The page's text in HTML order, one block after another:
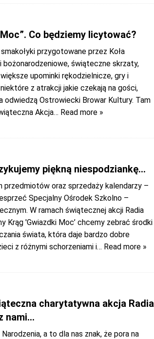
Co będziemy licytować?
przygotowane przez Koła
bożonarodzeniowe, świąteczne skrzaty,
upominki rękodzielnicze, gry i
z atrakcji jakie czekają na gości,
Ostrowiecki Browar Kultury. Tam
Akcja… Read more »
piękną niespodziankę…
przedmiotów oraz sprzedaży kalendarzy –
Specjalny Ośrodek Szkolno –
W ramach świątecznej akcji Radia
Krąg 'Gwiazdki Moc’ chcemy zebrać środki
świata, która daje bardzo dobre
z różnymi schorzeniami i… Read more »
charytatywna akcja Radia
nami…
a to dla nas znak, że pora na